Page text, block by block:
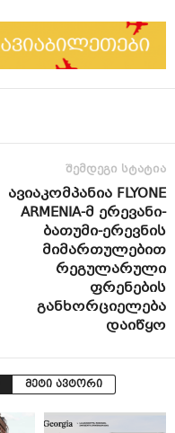
შემდეგი სტატია
ავიაკომპანია FLYONE
ARMENIA-მ ერევანი-
ბათუმი-ერევნის
მიმართულებით
რეგულარული
ფრენების
განხორციელება
დაიწყო
მეტი ავტორი